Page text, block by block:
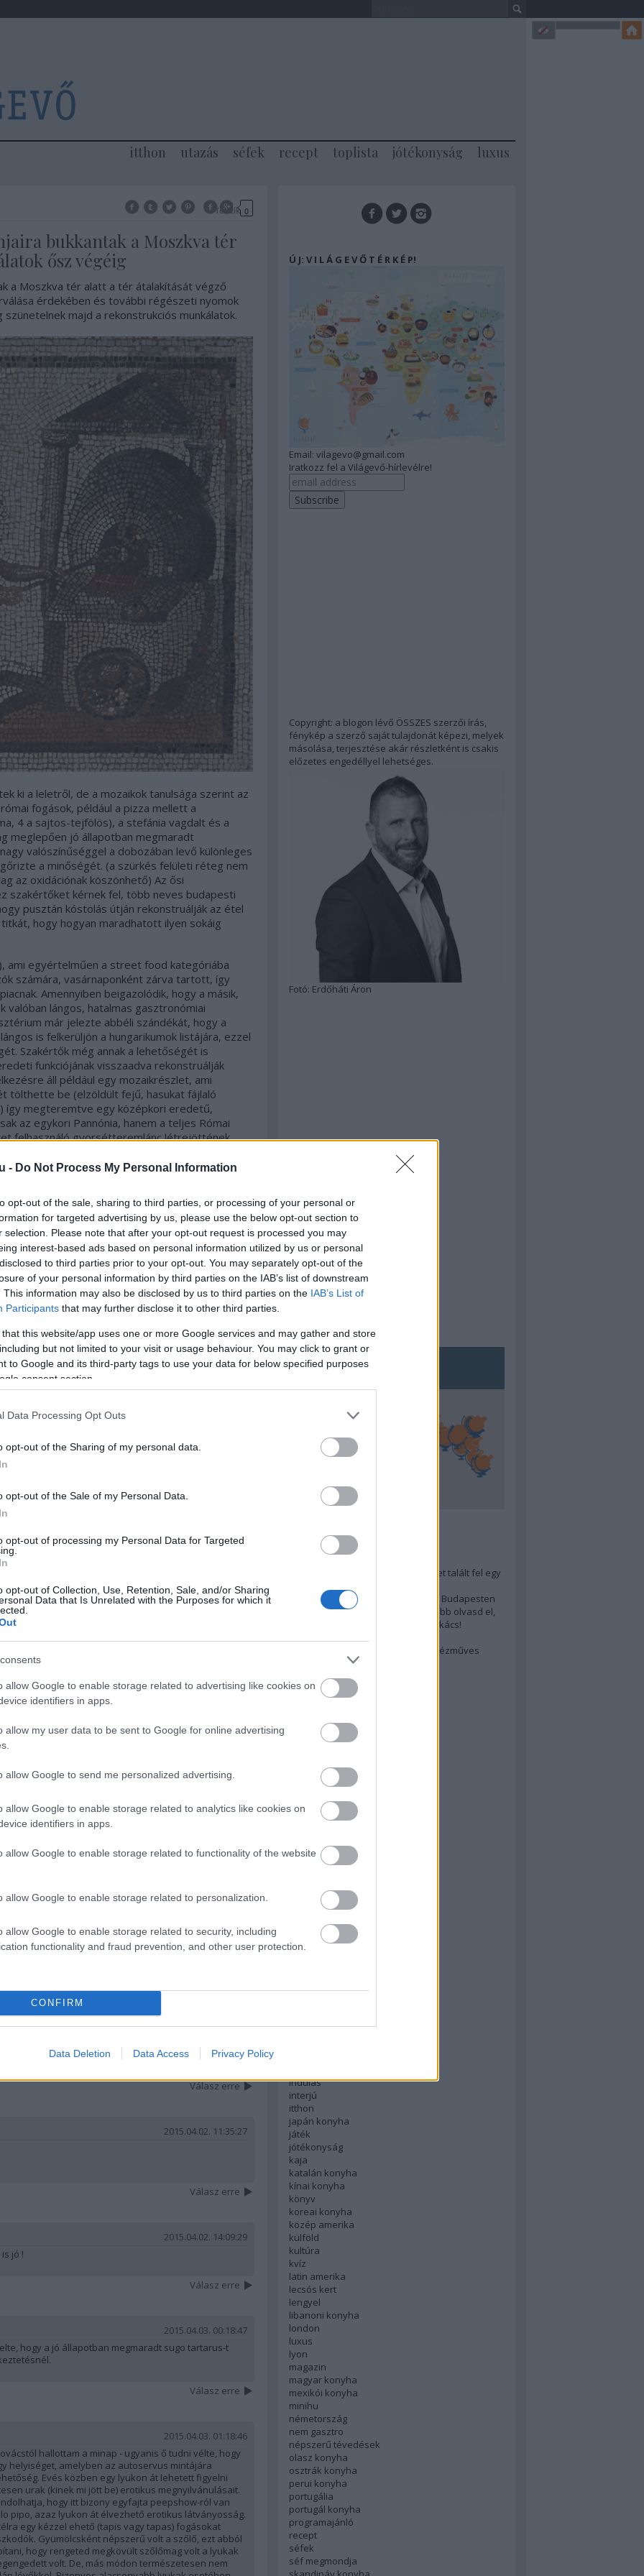
- Do Not Process My Personal Information
opt-out of the sale, sharing to third parties, or processing of your personal or
for targeted advertising by us, please use the below opt-out section to
selection. Please note that after your opt-out request is processed you may
interest-based ads based on personal information utilized by us or personal
to third parties prior to your opt-out. You may separately opt-out of the
of your personal information by third parties on the IAB’s list of downstream
This information may also be disclosed by us to third parties on the IAB’s List of
Participants that may further disclose it to other third parties.
that this website/app uses one or more Google services and may gather and store
but not limited to your visit or usage behaviour. You may click to grant or
to Google and its third-party tags to use your data for below specified purposes
consent section.
Data Processing Opt Outs
opt-out of the Sharing of my personal data.
opt-out of the Sale of my Personal Data.
opt-out of processing my Personal Data for Targeted
opt-out of Collection, Use, Retention, Sale, and/or Sharing
Data that Is Unrelated with the Purposes for which it
allow Google to enable storage related to advertising like cookies on
identifiers in apps.
allow my user data to be sent to Google for online advertising
allow Google to send me personalized advertising.
allow Google to enable storage related to analytics like cookies on
identifiers in apps.
allow Google to enable storage related to functionality of the website
allow Google to enable storage related to personalization.
allow Google to enable storage related to security, including
functionality and fraud prevention, and other user protection.
CONFIRM
Data Deletion Data Access Privacy Policy
itthon utazás séfek recept toplista jótékonyság luxus
Tetszik 0
bukkantak a Moszkva tér
ősz végéig
a Moszkva tér alatt a tér átalakítását végző
érdekében és további régészeti nyomok
majd a rekonstrukciós munkálatok.
ki a leletről, de a mozaikok tanulsága szerint az
fogások, például a pizza mellett a
4 a sajtos-tejfölös), a stefánia vagdalt és a
meglepően jó állapotban megmaradt
valószínűséggel a dobozában levő különleges
a minőségét. (a szürkés felületi réteg nem
az oxidációnak köszönhető) Az ősi
szakértőket kérnek fel, több neves budapesti
pusztán kóstolás útján rekonstruálják az étel
hogy hogyan maradhatott ilyen sokáig
ami egyértelműen a street food kategóriába
számára, vasárnaponként zárva tartott, így
Amennyiben beigazolódik, hogy a másik,
lángos, hatalmas gasztronómiai
már jelezte abbéli szándékát, hogy a
is felkerüljön a hungarikumok listájára, ezzel
Szakértők még annak a lehetőségét is
funkciójának visszaadva rekonstruálják
áll például egy mozaikrészlet, ami
tölthette be (elzöldült fejű, hasukat fájlaló
így megteremtve egy középkori eredetű,
az egykori Pannónia, hanem a teljes Római
felhasználó gyorsétteremlánc létrejöttének
A teljes menü összeállításában várhatóan részt
római
2015
nem ellenőrzi. Kifogás esetén forduljon a blog szerkesztőjéhez. Részletek
Válasz erre
2015.04.01. 17:16:56
drótokat sehol bizonyítja, hogy csak mobilon
megrendeléseket.
leírtakat én is. Már az ősmagyarok is erre portyáztak
beszólt a férjének hogy "aPI ZAbáljunk egyet itt".
PIZZA (a múlt idő miatt két zé). A kaja rossz volt, nem
fenn az alapanyaga a mai napig...
Válasz erre
2015.04.02. 11:35:27
Válasz erre
2015.04.02. 14:09:29
jó !
Válasz erre
2015.04.03. 00:18:47
hogy a jó állapotban megmaradt sugo tartarus-t
Válasz erre
2015.04.03. 01:18:46
hallottam a minap - ugyanis ő tudni vélte, hogy
helyiséget, amelyben az autoservus mintájára
Evés közben egy lyukon át lehetett figyelni
urak (kinek mi jött be) erotikus megnyilvánulásait.
hogy itt bizony egyfajta peepshow-ról van
pipo, azaz lyukon át élvezhető erotikus látványosság.
egy kézzel ehető (tapis vagy tapas) fogásokat
Gyümölcsként népszerű volt a szőlő, ezt abból
hogy rengeted megkövült szőlőmag volt a lyukak
volt. De, más módon természetesen nem
Ú J: V I L Á G E V Ő T É R K É P!
Email: vilagevo@gmail.com
Iratkozz fel a Világevő-hírlevélre!
Copyright: a blogon lévő ÖSSZES szerzői írás,
fénykép a szerző saját tulajdonát képezi, melyek
másolása, terjesztése akár részletként is csakis
előzetes engedéllyel lehetséges.
Fotó: Erdőháti Áron
TOP5
Annyira menő Budapest-térképet talált fel egy
A 10 legjobb (elérhető árú) ebéd Budapesten
Szakács akarsz lenni? Akkor előbb olvasd el,
mit gondol erről egy magyar szakács!
Budapest rejtett kincsei: orosz kézműves
afrikai konyha
ázsiai konyha
baszk konyha
belgium
bocusedor
bocuse dor
dél amerika
english
északi konyha
francia konyha
holland konyha
indulás
interjú
itthon
japán konyha
játék
jótékonyság
kaja
katalán konyha
kínai konyha
könyv
koreai konyha
közép amerika
külföld
kultúra
kvíz
latin amerika
lecsós kert
lengyel
libanoni konyha
london
luxus
lyon
magazin
magyar konyha
mexikói konyha
minihu
németország
nem gasztro
népszerű tévedések
olasz konyha
osztrák konyha
perui konyha
portugália
portugál konyha
programajánló
recept
séfek
séf megmondja